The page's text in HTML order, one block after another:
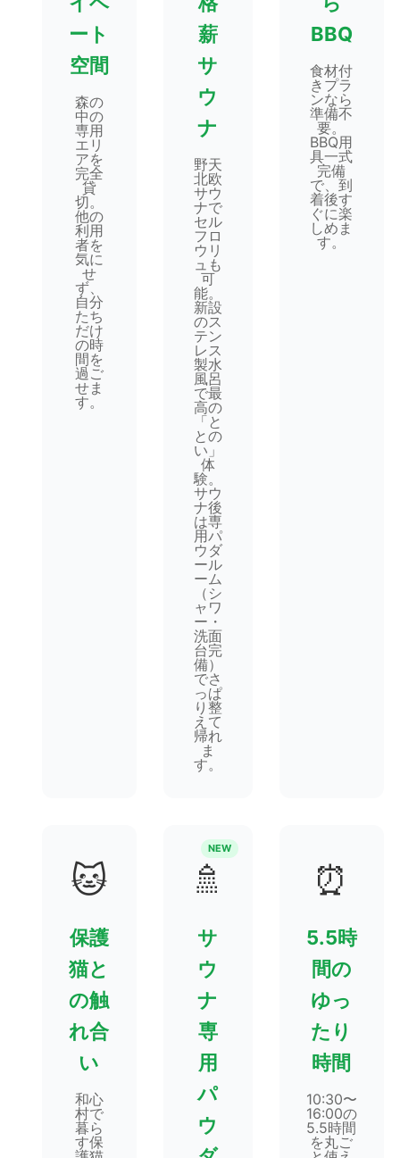
ート
空間
森の
中の
専用
エリ
アを
完全
貸
切。
他の
利用
者を
気に
せ
ず、
自分
たち
だけ
の時
間を
過ご
せま
す。
薪
サ
ウ
ナ
野天
北欧
サウ
ナで
セル
フロ
ウリ
ュも
可
能。
新設
のス
テン
レス
製水
風呂
で最
高の
「と
との
い」
体
験。
サウ
ナ後
は専
用パ
ウダ
ール
ーム
（シ
ャワ
ー・
洗面
台完
備）
でさ
っぱ
り整
えて
帰れ
ま
す。
BBQ
食材付
きプラ
ンなら
準備不
要。
BBQ用
具一式
完備
で、到
着後す
ぐに楽
しめま
す。
🐱
保護
猫と
の触
れ合
い
和心
村で
暮ら
す保
NEW
🚿
サ
ウ
ナ
専
用
パ
ウ
⏰
5.5時
間の
ゆっ
たり
時間
10:30〜
16:00の
5.5時間
を丸ご